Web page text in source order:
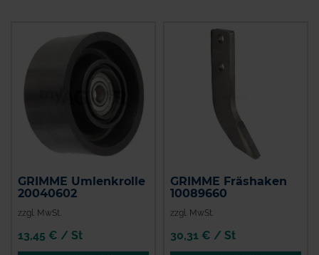
GRIMME Umlenkrolle
20040602
zzgl. MwSt.
13,45 € / St
GRIMME Fräshaken
10089660
zzgl. MwSt.
30,31 € / St